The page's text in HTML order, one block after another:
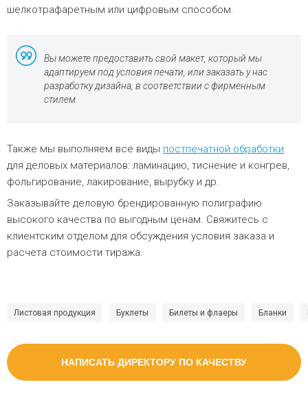
Листовая продукция Буклеты Билеты и флаеры Бланки
НАПИСАТЬ ДИРЕКТОРУ ПО КАЧЕСТВУ
шелкотрафаретным или цифровым способом.
Вы можете предоставить свой макет, который мы
адаптируем под условия печати, или заказать у нас
разработку дизайна, в соответствии с фирменным
стилем.
Также мы выполняем все виды постпечатной обработки
для деловых материалов: ламинацию, тиснение и конгрев,
фольгирование, лакирование, вырубку и др.
Заказывайте деловую брендированную полиграфию
высокого качества по выгодным ценам. Свяжитесь с
клиентским отделом для обсуждения условия заказа и
расчета стоимости тиража.